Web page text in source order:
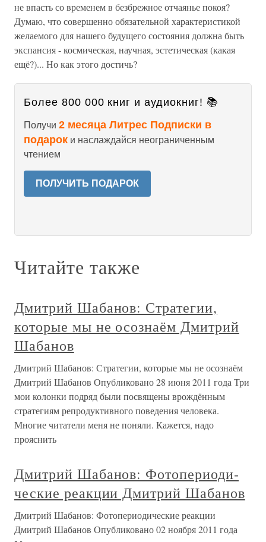
не впасть со временем в безбрежное отчаянье покоя?
Думаю, что совершенно обязательной характеристикой
желаемого для нашего будущего состояния должна быть
экспансия - космическая, научная, эстетическая (какая
ещё?)... Но как этого достичь?
Более 800 000 книг и аудиокниг! 📚
Получи 2 месяца Литрес Подписки в
подарок и наслаждайся неограниченным
чтением
ПОЛУЧИТЬ ПОДАРОК
Читайте также
Дмитрий Шабанов: Стратегии,
которые мы не осознаём Дмитрий
Шабанов
Дмитрий Шабанов: Стратегии, которые мы не осознаём
Дмитрий Шабанов Опубликовано 28 июня 2011 года Три
мои колонки подряд были посвящены врождённым
стратегиям репродуктивного поведения человека.
Многие читатели меня не поняли. Кажется, надо
прояснить
Дмитрий Шабанов: Фото­­периоди­
ческие реакции Дмитрий Шабанов
Дмитрий Шабанов: Фото­­периоди­ческие реакции
Дмитрий Шабанов Опубликовано 02 ноября 2011 года